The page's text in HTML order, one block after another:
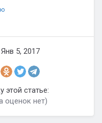
5, 2017
этой статье:
оценок нет)